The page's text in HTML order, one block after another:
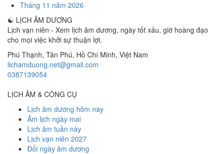
Tháng 11 năm 2026
☯ LỊCH ÂM DƯƠNG
Lịch vạn niên - Xem lịch âm dương, ngày tốt xấu, giờ hoàng đạo
cho mọi việc khởi sự thuận lợi.
Phú Thạnh, Tân Phú, Hồ Chí Minh, Việt Nam
lichamduong.net@gmail.com
0387139054
LỊCH ÂM & CÔNG CỤ
Lịch âm dương hôm nay
Âm lịch ngày mai
Lịch âm tuần này
Lịch vạn niên 2027
Đổi ngày âm dương